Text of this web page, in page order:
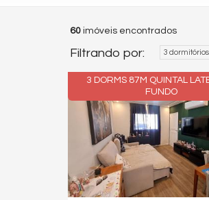
60 imóveis encontrados
Filtrando por: 3 dormitórios
3 DORMS 87M QUINTAL
FUNDO